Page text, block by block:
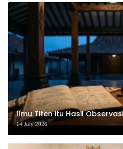
Ilmu Titen itu Hasil
14 July 2026